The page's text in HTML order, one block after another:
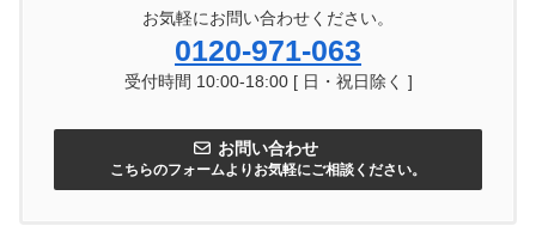
お気軽にお問い合わせください。
0120-971-063
受付時間 10:00-18:00 [ 日・祝日除く ]
お問い合わせ
こちらのフォームよりお気軽にご相談ください。